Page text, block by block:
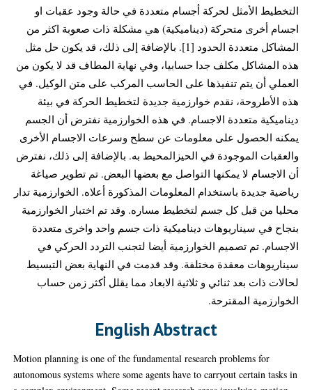
التخطيط الأمثل لحركة أجسام متعددة في حالة وجود عقبات او
اجسام أخرى متحركة (ديناميكية) هي مشكلة ذات صعوبة اكثر من
المشاكل متعددة الحدود [1]. بالإضافة إلى ذلك، قد يكون حل مثل
هذه المشاكل مكلف جدا حسابيا، وفي نهاية المطاف قد لا يكون من
العملي أن يتم تنفيذها على الحاسب المركب على متن الوكيل. في
هذه الأطروحة، نقدم خوارزمية جديدة لتخطيط الحركة في بيئة
ديناميكية متعددة الاجسام. في هذه الخوارزمية نفترض أن الجسم
يمكنه الحصول على معلومات عن سطح وسرعات الاجسام الأخرى
والعقبات الموجودة في الحيزالمحيط به. بالإضافة إلى ذلك، نفترض
أن الاجسام لا يمكنها التواصل مع بعضها البعض. تم تطوير صياغة
رياضية جديدة باستخدام المعلومات المذكورة أعلاه. الخوارزمية تدار
محليا من قبل كل جسم لتخطيط مساره. وقد تم اختبار الخوارزمية
بنجاح في سيناريوهات ديناميكية ذات جسم واحد واخرى متعددة
الاجسام. تم تصميم الخوارزمية أيضا لتجنب التردد الحركي في
سيناريوهات معقدة مختلفة. وقد قدمت في النهاية بعض التبسيط
لحالات ذات بعد ثنائي و ثلاثية الابعاد مما يقلل أكثر زمن حساب
الخوارزمية المقترحة.
English Abstract
Motion planning is one of the fundamental research problems for
autonomous systems where some agents have to carryout certain tasks in